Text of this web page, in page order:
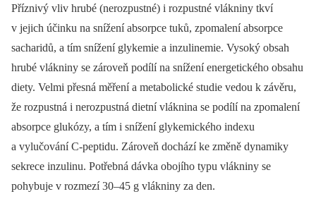
Příznivý vliv hrubé (nerozpustné) i rozpustné vlákniny tkví
v jejich účinku na snížení absorpce tuků, zpomalení absorpce
sacharidů, a tím snížení glykemie a inzulinemie. Vysoký obsah
hrubé vlákniny se zároveň podílí na snížení energetického obsahu
diety. Velmi přesná měření a metabolické studie vedou k závěru,
že rozpustná i nerozpustná dietní vláknina se podílí na zpomalení
absorpce glukózy, a tím i snížení glykemického indexu
a vylučování C-peptidu. Zároveň dochází ke změně dynamiky
sekrece inzulinu. Potřebná dávka obojího typu vlákniny se
pohybuje v rozmezí 30–45 g vlákniny za den.